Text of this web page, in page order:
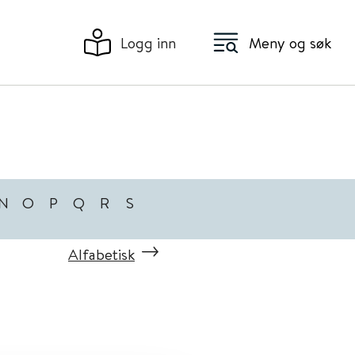
Logg inn Meny og søk
O P Q R S
Alfabetisk